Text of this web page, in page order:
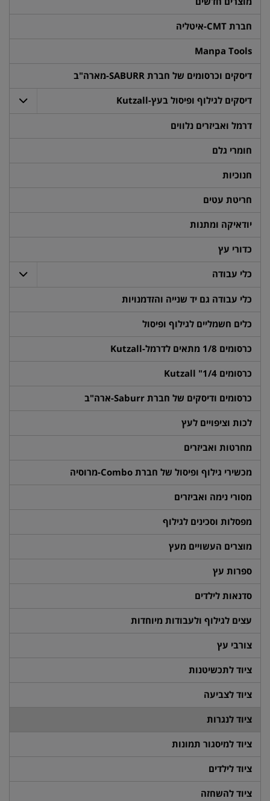
חברת CMT-איטליה
Manpa Tools
דיסקים וכרסומים של חברת SABURR-מארה"ב
דיסקים לגילוף ופיסול בעץ-Kutzall
דרמל ואביזרים נלווים
חומרי גלם
חנוכיות
חריטת עטים
יודאיקה ומתנות
כדורי עץ
כלי עבודה
כלי עבודה גם יד שנייה והזדמנויות
כלים חשמליים לגילוף ופיסול
כרסומים 1/8 מתאים לדרמל-Kutzall
כרסומים 1/4" Kutzall
כרסומים ודיסקים של חברת Saburr-ארה"ב
לכות וציפויים לעץ
מחרטות ואביזרים
מכשירי גילוף ופיסול של חברת Combo-מרוסיה
מסורי נימה ואביזרים
מפסלות וסכינים לגילוף
מוצרים העשויים מעץ
ספרות עץ
סדנאות לילדים
עצים לגילוף ולעבודות מיוחדות
צורבי עץ
ציוד לתכשיטנות
ציוד לצביעה
ציוד לנגרות
ציוד למיסגור תמונות
ציוד לילדים
ציוד להשחזה